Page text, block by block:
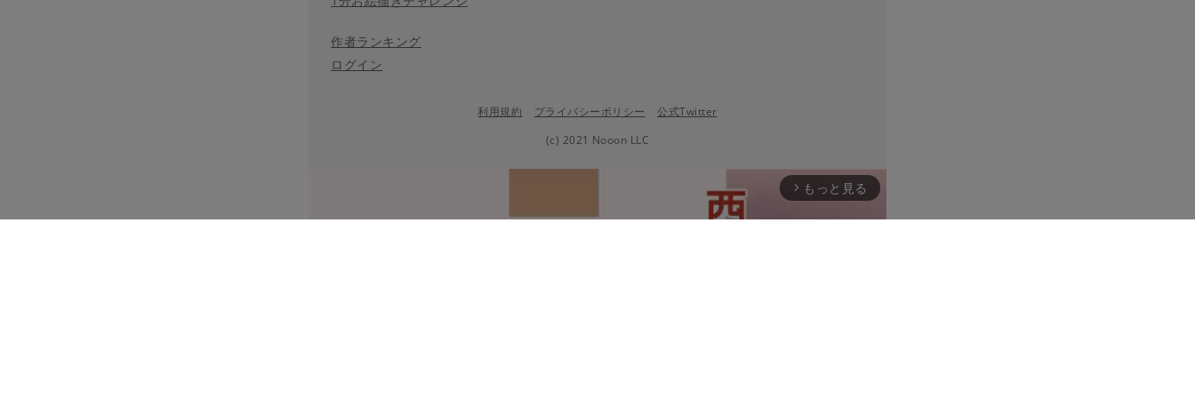
作者ランキング
ログイン
利用規約 プライバシーポリシー
公式Twitter
(c) 2021 Nooon LLC
arrow_forward_ios もっと見る